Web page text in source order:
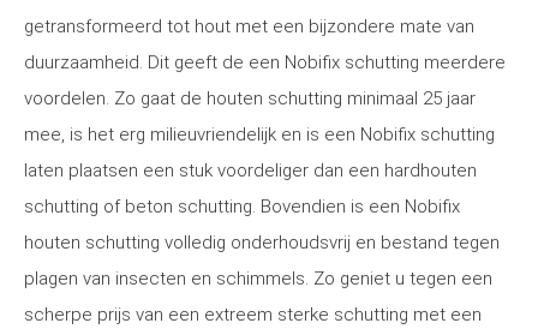
getransformeerd tot hout met een bijzondere mate van
duurzaamheid. Dit geeft de een Nobifix schutting meerdere
voordelen. Zo gaat de houten schutting minimaal 25 jaar
mee, is het erg milieuvriendelijk en is een Nobifix schutting
laten plaatsen een stuk voordeliger dan een hardhouten
schutting of beton schutting. Bovendien is een Nobifix
houten schutting volledig onderhoudsvrij en bestand tegen
plagen van insecten en schimmels. Zo geniet u tegen een
scherpe prijs van een extreem sterke schutting met een